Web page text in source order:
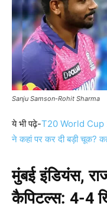
Sanju Samson-Rohit Sharma
ये भी पढ़े-T20 World Cup
ने कहां पर कर दी बड़ी चूक?
मुंबई इंडियंस,
कैपिटल्स: 4-4